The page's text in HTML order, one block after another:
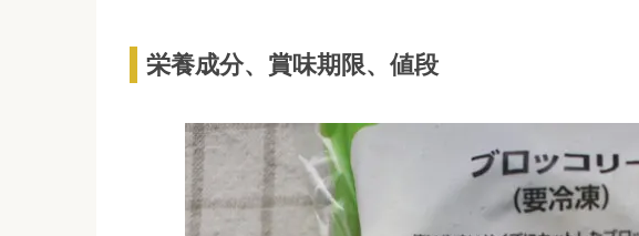
栄養成分、賞味期限、値段